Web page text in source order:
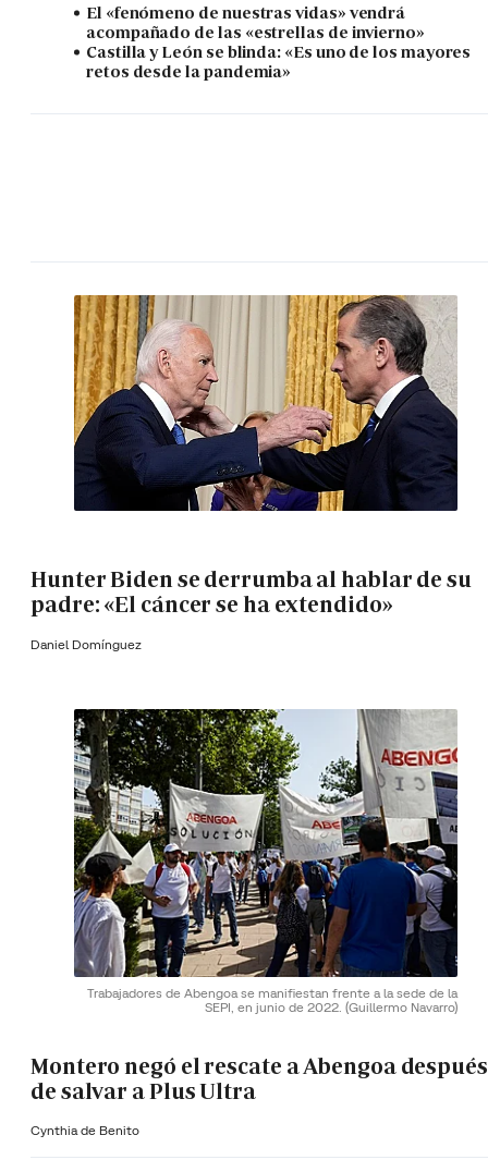
El «fenómeno de nuestras vidas» vendrá
acompañado de las «estrellas de invierno»
Castilla y León se blinda: «Es uno de los mayores
retos desde la pandemia»
Hunter Biden se derrumba al hablar de su
padre: «El cáncer se ha extendido»
Daniel Domínguez
Trabajadores de Abengoa se manifiestan frente a la sede de la
SEPI, en junio de 2022. (Guillermo Navarro)
Montero negó el rescate a Abengoa después
de salvar a Plus Ultra
Cynthia de Benito